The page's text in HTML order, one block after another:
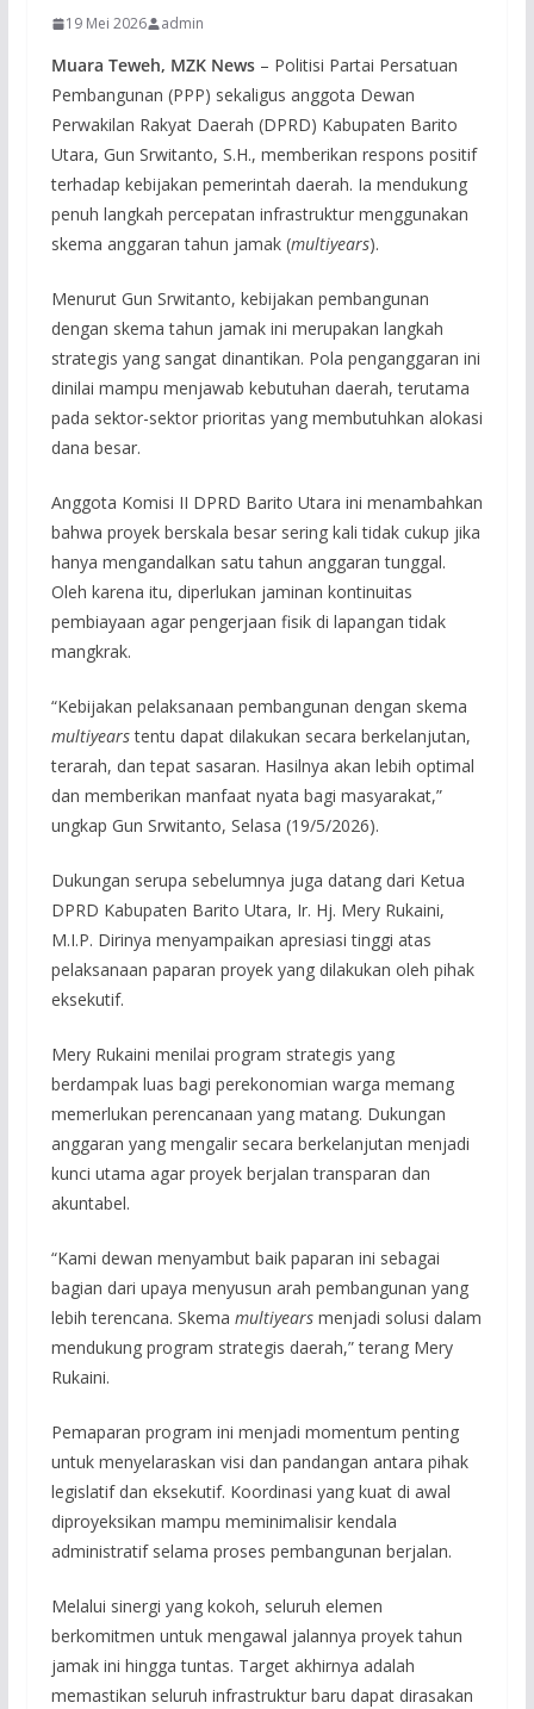
19 Mei 2026 admin
Muara Teweh, MZK News– Politisi Partai Persatuan
Pembangunan (PPP) sekaligus anggota Dewan
Perwakilan Rakyat Daerah (DPRD) Kabupaten Barito
Utara, Gun Srwitanto, S.H., memberikan respons positif
terhadap kebijakan pemerintah daerah. Ia mendukung
penuh langkah percepatan infrastruktur menggunakan
skema anggaran tahun jamak (multiyears).
Menurut Gun Srwitanto, kebijakan pembangunan
dengan skema tahun jamak ini merupakan langkah
strategis yang sangat dinantikan. Pola penganggaran ini
dinilai mampu menjawab kebutuhan daerah, terutama
pada sektor-sektor prioritas yang membutuhkan alokasi
dana besar.
Anggota Komisi II DPRD Barito Utara ini menambahkan
bahwa proyek berskala besar sering kali tidak cukup jika
hanya mengandalkan satu tahun anggaran tunggal.
Oleh karena itu, diperlukan jaminan kontinuitas
pembiayaan agar pengerjaan fisik di lapangan tidak
mangkrak.
“Kebijakan pelaksanaan pembangunan dengan skema
multiyearstentu dapat dilakukan secara berkelanjutan,
terarah, dan tepat sasaran. Hasilnya akan lebih optimal
dan memberikan manfaat nyata bagi masyarakat,”
ungkap Gun Srwitanto, Selasa (19/5/2026).
Dukungan serupa sebelumnya juga datang dari Ketua
DPRD Kabupaten Barito Utara, Ir. Hj. Mery Rukaini,
M.I.P. Dirinya menyampaikan apresiasi tinggi atas
pelaksanaan paparan proyek yang dilakukan oleh pihak
eksekutif.
Mery Rukaini menilai program strategis yang
berdampak luas bagi perekonomian warga memang
memerlukan perencanaan yang matang. Dukungan
anggaran yang mengalir secara berkelanjutan menjadi
kunci utama agar proyek berjalan transparan dan
akuntabel.
“Kami dewan menyambut baik paparan ini sebagai
bagian dari upaya menyusun arah pembangunan yang
lebih terencana. Skema multiyearsmenjadi solusi dalam
mendukung program strategis daerah,” terang Mery
Rukaini.
Pemaparan program ini menjadi momentum penting
untuk menyelaraskan visi dan pandangan antara pihak
legislatif dan eksekutif. Koordinasi yang kuat di awal
diproyeksikan mampu meminimalisir kendala
administratif selama proses pembangunan berjalan.
Melalui sinergi yang kokoh, seluruh elemen
berkomitmen untuk mengawal jalannya proyek tahun
jamak ini hingga tuntas. Target akhirnya adalah
memastikan seluruh infrastruktur baru dapat dirasakan